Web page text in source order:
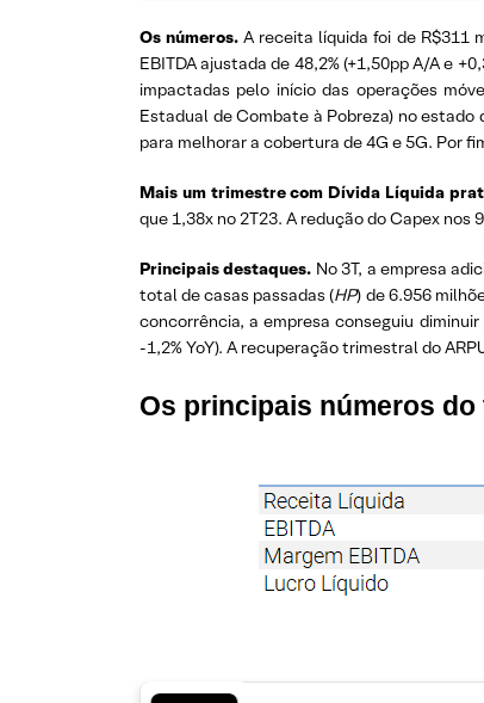
Os números. A receita líquida foi de R$311
EBITDA ajustada de 48,2% (+1,50pp A/A e
impactadas pelo início das operações
Estadual de Combate à Pobreza) no estado
para melhorar a cobertura de 4G e 5G. Por
Mais um trimestre com Dívida Líquida
que 1,38x no 2T23. A redução do Capex nos
Principais destaques. No 3T, a empresa
total de casas passadas (HP) de 6.956
concorrência, a empresa conseguiu
-1,2% YoY). A recuperação trimestral do
Os principais números